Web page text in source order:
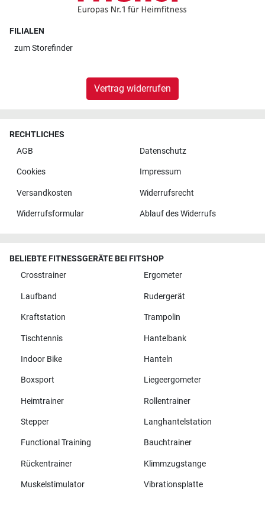
FILIALEN
zumStorefinder
Vertrag widerrufen
RECHTLICHES
AGB
Datenschutz
Cookies Impressum
Versandkosten Widerrufsrecht
Widerrufsformular Ablauf des Widerrufs
BELIEBTE FITNESSGERÄTE BEI FITSHOP
Crosstrainer
Ergometer
Laufband Rudergerät
Kraftstation Trampolin
Tischtennis Hantelbank
Indoor Bike Hanteln
Boxsport Liegeergometer
Heimtrainer Rollentrainer
Stepper Langhantelstation
Functional Training Bauchtrainer
Rückentrainer Klimmzugstange
Muskelstimulator Vibrationsplatte